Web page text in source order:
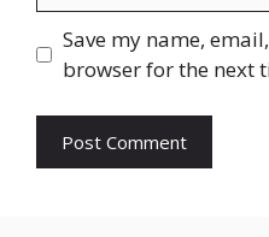
Save my name,
browser for the next